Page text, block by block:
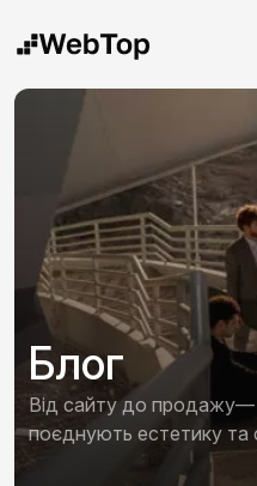
Блог
Від сайту до продажу—
поєднують естетику та